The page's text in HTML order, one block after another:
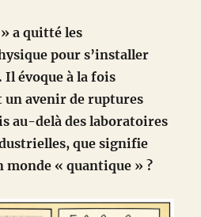
a quitté les
pour s’installer
Il évoque à la fois
avenir de ruptures
au-delà des laboratoires
que signifie
monde « quantique » ?